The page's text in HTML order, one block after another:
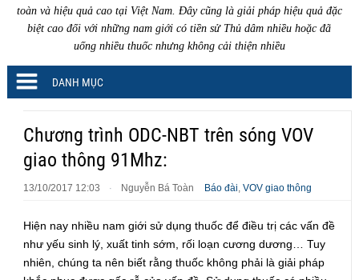
toàn và hiệu quả cao tại Việt Nam. Đây cũng là giải pháp hiệu quả đặc
biệt cao đối với những nam giới có tiền sử Thủ dâm nhiều hoặc đã
uống nhiều thuốc nhưng không cải thiện nhiều
DANH MỤC
Chương trình ODC-NBT trên sóng VOV
giao thông 91Mhz:
13/10/2017 12:03 · Nguyễn Bá Toàn Báo đài,VOV giao thông
Hiện nay nhiều nam giới sử dụng thuốc để điều trị các vấn đề
như yếu sinh lý, xuất tinh sớm, rối loạn cương dương… Tuy
nhiên, chúng ta nên biết rằng thuốc không phải là giải pháp